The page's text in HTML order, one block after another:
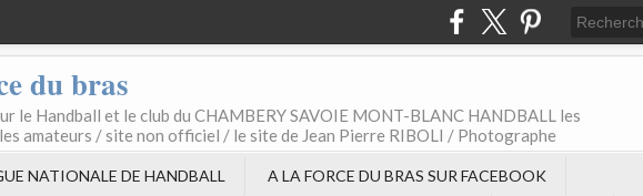
du bras
le Handball et le club du CHAMBERY SAVOIE MONT-BLANC HANDBALL les
amateurs / site non officiel / le site de Jean Pierre RIBOLI / Photographe
NATIONALE DE HANDBALL
A LA FORCE DU BRAS SUR FACEBOOK